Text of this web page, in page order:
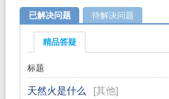
已解决问题 待解决问题
精品答疑
标题
天然火是什么 [其他]